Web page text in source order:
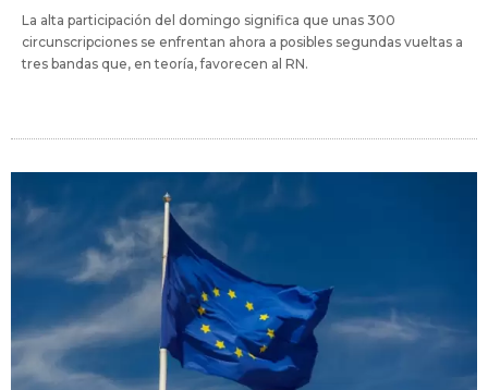
La alta participación del domingo significa que unas 300
circunscripciones se enfrentan ahora a posibles segundas vueltas a
tres bandas que, en teoría, favorecen al RN.